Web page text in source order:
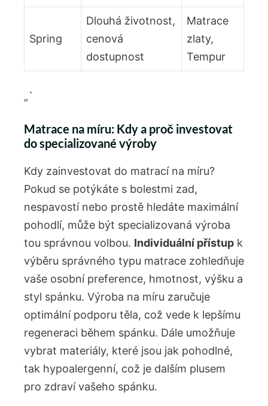
Spring
Dlouhá životnost,
cenová
dostupnost
Matrace
zlaty,
Tempur
„`
Matrace na míru: Kdy a proč investovat
do specializované výroby
Kdy zainvestovat do matrací na míru?
Pokud se potýkáte s bolestmi zad,
nespavostí nebo prostě hledáte maximální
pohodlí, může být specializovaná výroba
tou správnou volbou. Individuální přístup k
výběru správného typu matrace zohledňuje
vaše osobní preference, hmotnost, výšku a
styl spánku. Výroba na míru zaručuje
optimální podporu těla, což vede k lepšímu
regeneraci během spánku. Dále umožňuje
vybrat materiály, které jsou jak pohodlné,
tak hypoalergenní, což je dalším plusem
pro zdraví vašeho spánku.